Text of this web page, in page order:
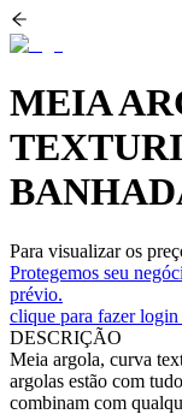
MEIA
Para visualizar os
Protegemos seu
prévio.
clique para fazer login
DESCRIÇÃO
Meia argola, curva
argolas estão com
combinam com